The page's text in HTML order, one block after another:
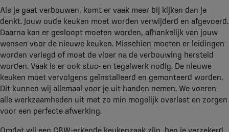
Als je gaat verbouwen, komt er vaak meer bij kijken dan je
denkt. Jouw oude keuken moet worden verwijderd en afgevoerd.
Daarna kan er gesloopt moeten worden, afhankelijk van jouw
wensen voor de nieuwe keuken. Misschien moeten er leidingen
worden verlegd of moet de vloer na de verbouwing hersteld
worden. Vaak is er ook stuc- en tegelwerk nodig. De nieuwe
keuken moet vervolgens geïnstalleerd en gemonteerd worden.
Dit kunnen wij allemaal voor je uit handen nemen. We voeren
alle werkzaamheden uit met zo min mogelijk overlast en zorgen
voor een perfecte afwerking.
Omdat wij een CBW-erkende keukenzaak zijn, ben je verzekerd